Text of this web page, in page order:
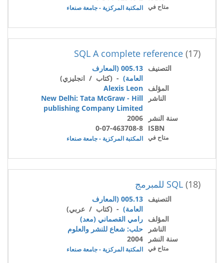
متاح في المكتبة المركزية - جامعة صنعاء
(17)
SQL A complete reference
التصنيف
005.13 (المعارف
العامة) - (كتاب / انجليزي)
المؤلف Alexis Leon
الناشر
New Delhi: Tata McGraw - Hill
publishing Company Limited
سنة النشر
2006
ISBN
0-07-463708-8
متاح في المكتبة المركزية - جامعة صنعاء
(18) SQL للمبرمج
التصنيف
005.13 (المعارف
العامة) - (كتاب / عربي)
المؤلف رامي القصماني (معد)
الناشر
حلب: شعاع للنشر والعلوم
سنة النشر
2004
متاح في المكتبة المركزية - جامعة صنعاء